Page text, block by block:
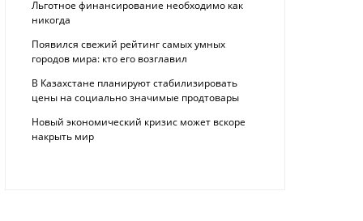
Льготное финансирование необходимо как
никогда
Появился свежий рейтинг самых умных
городов мира: кто его возглавил
В Казахстане планируют стабилизировать
цены на социально значимые продтовары
Новый экономический кризис может вскоре
накрыть мир